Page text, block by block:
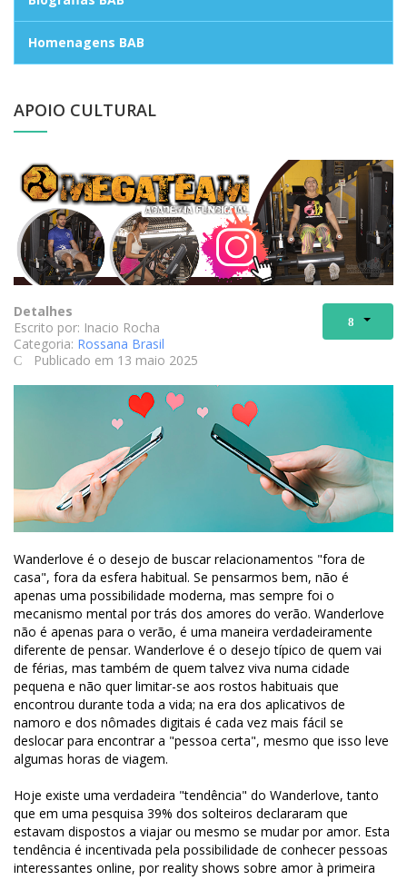
Homenagens BAB
APOIO CULTURAL
Detalhes
Escrito por: Inacio Rocha
Categoria: Rossana Brasil
Publicado em 13 maio 2025
Wanderlove é o desejo de buscar relacionamentos "fora de
casa", fora da esfera habitual. Se pensarmos bem, não é
apenas uma possibilidade moderna, mas sempre foi o
mecanismo mental por trás dos amores do verão. Wanderlove
não é apenas para o verão, é uma maneira verdadeiramente
diferente de pensar. Wanderlove é o desejo típico de quem vai
de férias, mas também de quem talvez viva numa cidade
pequena e não quer limitar-se aos rostos habituais que
encontrou durante toda a vida; na era dos aplicativos de
namoro e dos nômades digitais é cada vez mais fácil se
deslocar para encontrar a "pessoa certa", mesmo que isso leve
algumas horas de viagem.
Hoje existe uma verdadeira "tendência" do Wanderlove, tanto
que em uma pesquisa 39% dos solteiros declararam que
estavam dispostos a viajar ou mesmo se mudar por amor. Esta
tendência é incentivada pela possibilidade de conhecer pessoas
interessantes online, por reality shows sobre amor à primeira